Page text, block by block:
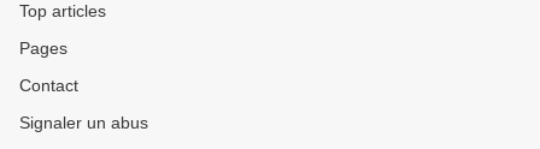
Top articles
Pages
Contact
Signaler un abus